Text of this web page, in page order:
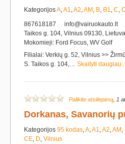
KategorijosA,A1,A2,AM , B, B1, C,
867618187
info@vairuokauto.lt
Taikos g. 104, Vilnius 09130, Lietuva
Mokomieji: Ford Focus, WV Golf
Filialai: Verkių g. 52, Vilnius >>
S. Taikos g. 104,… Skaityti
Palikite atsiliepimą , 1
Dorkanas, Savanorių
Kategorijos 95 kodas,A,A1,A2,AM ,
CE, D, Vilnius